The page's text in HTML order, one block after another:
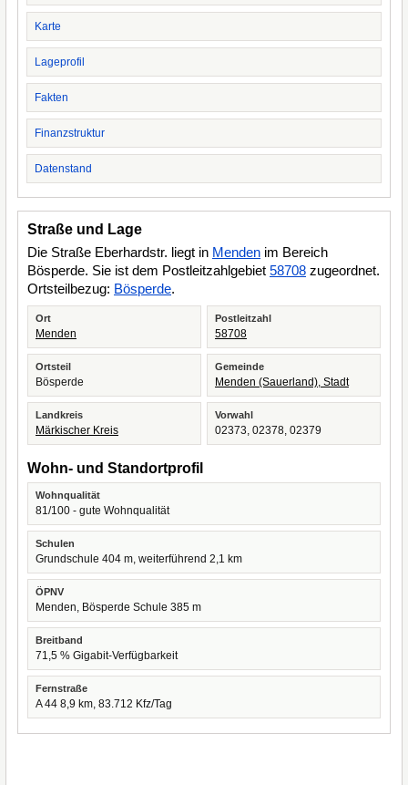
Karte
Lageprofil
Fakten
Finanzstruktur
Datenstand
Straße und Lage
Die Straße Eberhardstr. liegt in Menden im Bereich
Bösperde. Sie ist dem Postleitzahlgebiet 58708 zugeordnet.
Ortsteilbezug: Bösperde.
Ort
Menden
Postleitzahl
58708
Ortsteil
Bösperde
Gemeinde
Menden (Sauerland), Stadt
Landkreis
Märkischer Kreis
Vorwahl
02373, 02378, 02379
Wohn- und Standortprofil
Wohnqualität
81/100 - gute Wohnqualität
Schulen
Grundschule 404 m, weiterführend 2,1 km
ÖPNV
Menden, Bösperde Schule 385 m
Breitband
71,5 % Gigabit-Verfügbarkeit
Fernstraße
A 44 8,9 km, 83.712 Kfz/Tag